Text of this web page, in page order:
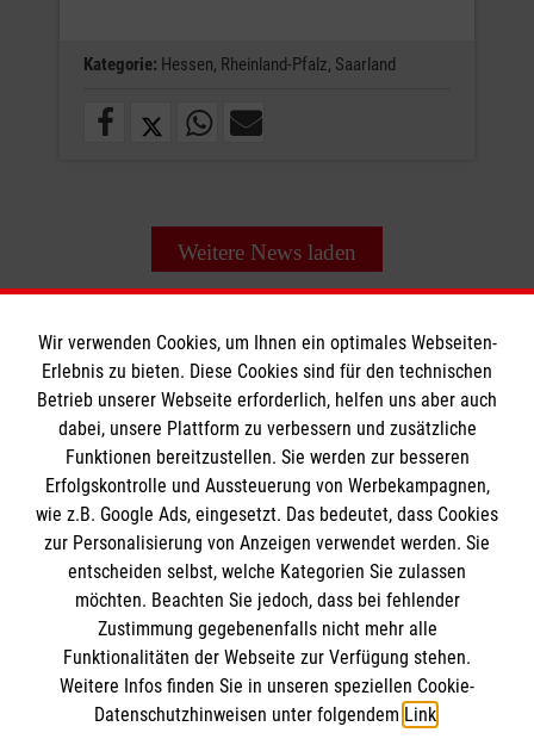
Kategorie: Hessen, Rheinland-Pfalz, Saarland
Weitere News laden
Informationen
Impressum
Datenschutz
Barrierefreiheit
Kontakt
Medizinproduktesicherheit
Die Malteser
Malteser in Deutschland
Malteserorden
Sharepoint
Spendenkonto
Wir verwenden Cookies, um Ihnen ein optimales Webseiten-
Erlebnis zu bieten. Diese Cookies sind für den technischen
Betrieb unserer Webseite erforderlich, helfen uns aber auch
dabei, unsere Plattform zu verbessern und zusätzliche
Funktionen bereitzustellen. Sie werden zur besseren
Erfolgskontrolle und Aussteuerung von Werbekampagnen,
wie z.B. Google Ads, eingesetzt. Das bedeutet, dass Cookies
zur Personalisierung von Anzeigen verwendet werden. Sie
entscheiden selbst, welche Kategorien Sie zulassen
möchten. Beachten Sie jedoch, dass bei fehlender
Zustimmung gegebenenfalls nicht mehr alle
Funktionalitäten der Webseite zur Verfügung stehen.
Weitere Infos finden Sie in unseren speziellen Cookie-
Datenschutzhinweisen unter folgendem Link.